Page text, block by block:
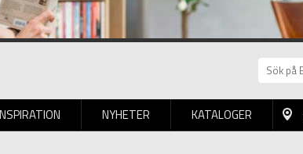
NYHETER KATALOGER